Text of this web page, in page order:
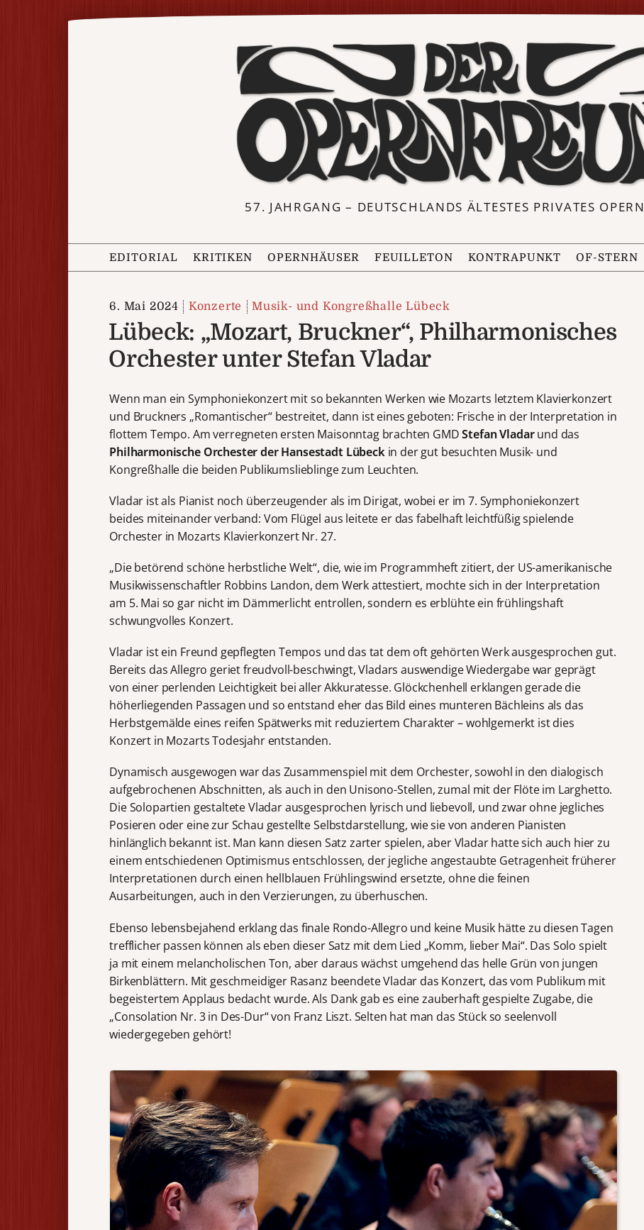
57. JAHRGANG – DEUTSCHLANDS ÄLTESTES PRIVATES
EDITORIAL KRITIKEN OPERNHÄUSER FEUILLETON KONTRAPUNKT OF-STERN
6. Mai 2024 Konzerte Musik- und Kongreßhalle Lübeck
Lübeck: „Mozart, Bruckner“, Philharmonisches
Orchester unter Stefan Vladar
Wenn man ein Symphoniekonzert mit so bekannten Werken wie Mozarts letztem Klavierkonzert
und Bruckners „Romantischer“ bestreitet, dann ist eines geboten: Frische in der Interpretation in
flottem Tempo. Am verregneten ersten Maisonntag brachten GMDStefan Vladarund das
Philharmonische Orchester der Hansestadt Lübeckin der gut besuchten Musik- und
Kongreßhalle die beiden Publikumslieblinge zum Leuchten.
Vladar ist als Pianist noch überzeugender als im Dirigat, wobei er im 7. Symphoniekonzert
beides miteinander verband: Vom Flügel aus leitete er das fabelhaft leichtfüßig spielende
Orchester in Mozarts Klavierkonzert Nr. 27.
„Die betörend schöne herbstliche Welt“, die, wie im Programmheft zitiert, der US-amerikanische
Musikwissenschaftler Robbins Landon, dem Werk attestiert, mochte sich in der Interpretation
am 5. Mai so gar nicht im Dämmerlicht entrollen, sondern es erblühte ein frühlingshaft
schwungvolles Konzert.
Vladar ist ein Freund gepflegten Tempos und das tat dem oft gehörten Werk ausgesprochen gut.
Bereits das Allegro geriet freudvoll-beschwingt, Vladars auswendige Wiedergabe war geprägt
von einer perlenden Leichtigkeit bei aller Akkuratesse. Glöckchenhell erklangen gerade die
höherliegenden Passagen und so entstand eher das Bild eines munteren Bächleins als das
Herbstgemälde eines reifen Spätwerks mit reduziertem Charakter – wohlgemerkt ist dies
Konzert in Mozarts Todesjahr entstanden.
Dynamisch ausgewogen war das Zusammenspiel mit dem Orchester, sowohl in den dialogisch
aufgebrochenen Abschnitten, als auch in den Unisono-Stellen, zumal mit der Flöte im Larghetto.
Die Solopartien gestaltete Vladar ausgesprochen lyrisch und liebevoll, und zwar ohne jegliches
Posieren oder eine zur Schau gestellte Selbstdarstellung, wie sie von anderen Pianisten
hinlänglich bekannt ist. Man kann diesen Satz zarter spielen, aber Vladar hatte sich auch hier zu
einem entschiedenen Optimismus entschlossen, der jegliche angestaubte Getragenheit früherer
Interpretationen durch einen hellblauen Frühlingswind ersetzte, ohne die feinen
Ausarbeitungen, auch in den Verzierungen, zu überhuschen.
Ebenso lebensbejahend erklang das finale Rondo-Allegro und keine Musik hätte zu diesen Tagen
trefflicher passen können als eben dieser Satz mit dem Lied „Komm, lieber Mai“. Das Solo spielt
ja mit einem melancholischen Ton, aber daraus wächst umgehend das helle Grün von jungen
Birkenblättern. Mit geschmeidiger Rasanz beendete Vladar das Konzert, das vom Publikum mit
begeistertem Applaus bedacht wurde. Als Dank gab es eine zauberhaft gespielte Zugabe, die
„Consolation Nr. 3 in Des-Dur“ von Franz Liszt. Selten hat man das Stück so seelenvoll
wiedergegeben gehört!